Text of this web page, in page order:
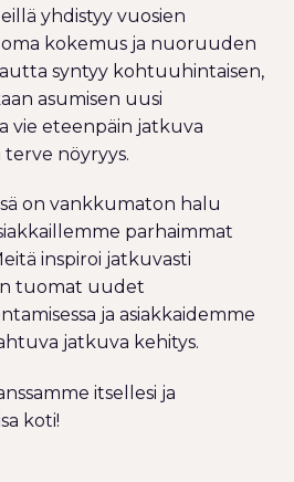
yhdistyy vuosien
kokemus ja nuoruuden
syntyy kohtuuhintaisen,
asumisen uusi
vie eteenpäin jatkuva
terve nöyryys.
on vankkumaton halu
parhaimmat
inspiroi jatkuvasti
tuomat uudet
ja asiakkaidemme
jatkuva kehitys.
itsellesi ja
koti!